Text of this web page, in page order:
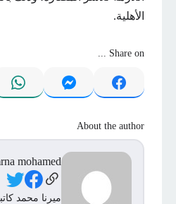
الأهلية.
Share on ...
About the author
mohamed
Social Links
ميرنا محمد